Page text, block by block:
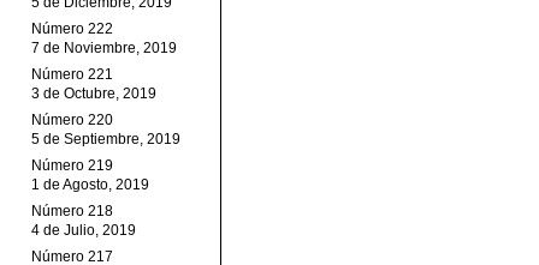
Número 222
7 de Noviembre, 2019
Número 221
3 de Octubre, 2019
Número 220
5 de Septiembre, 2019
Número 219
1 de Agosto, 2019
Número 218
4 de Julio, 2019
Número 217